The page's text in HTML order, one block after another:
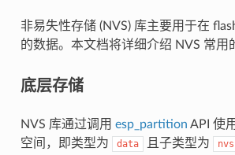
非易失性存储 (NVS) 库主要用于在
的数据。本文档将详细介绍 NVS 常用
底层存储
NVS 库通过调用 esp_partition API 使
空间，即类型为
data 且子类型为 nvs